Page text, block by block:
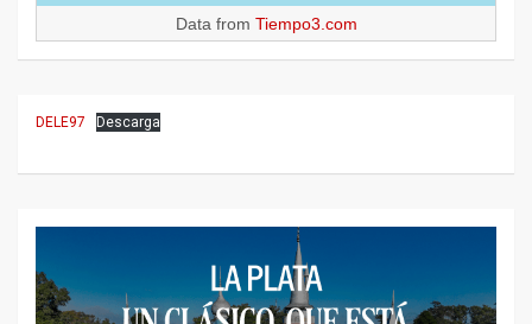
Data from Tiempo3.com
DELE97 Descarga